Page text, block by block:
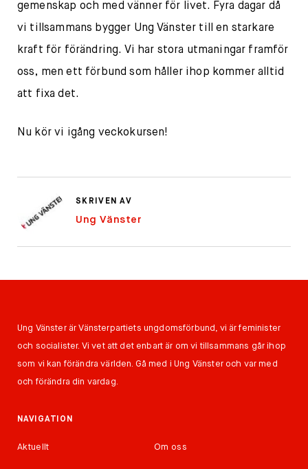
gemenskap och med vänner för livet. Fyra dagar då
vi tillsammans bygger Ung Vänster till en starkare
kraft för förändring. Vi har stora utmaningar framför
oss, men ett förbund som håller ihop kommer alltid
att fixa det.
Nu kör vi igång veckokursen!
SKRIVEN AV
Ung Vänster
Ung Vänster är Vänsterpartiets ungdomsförbund, vi är feminister
och socialister. Vi vet att det enbart är om vi tillsammans går ihop
som vi kan förändra världen. Gå med i Ung Vänster och var med
och förändra din vardag.
NAVIGATION
Aktuellt Om oss